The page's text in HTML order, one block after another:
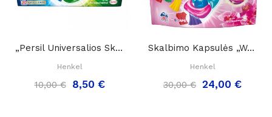
„Persil Universalios Skalbimo Kapsulės 4in1“,...
Henkel
10,00 € 8,50 €
Skalbimo Kapsulės „Weißer Riese Color Trio-Caps...
Henkel
30,00 € 24,00 €